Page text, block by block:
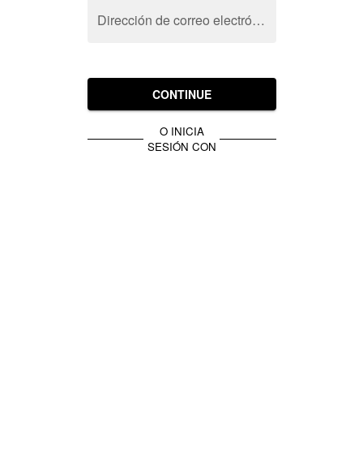
Dirección de correo electrónico
CONTINUE
O INICIA
SESIÓN CON